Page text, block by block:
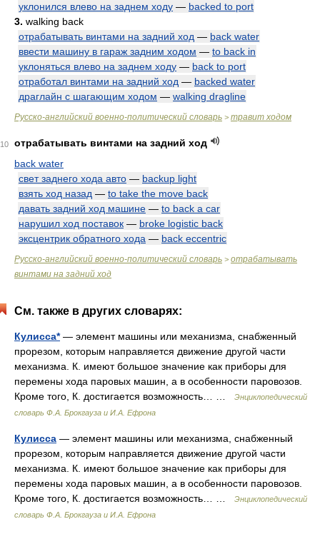
уклонился влево на заднем ходу — backed to port
3. walking back
отрабатывать винтами на задний ход — back water
ввести машину в гараж задним ходом — to back in
уклоняться влево на заднем ходу — back to port
отработал винтами на задний ход — backed water
драглайн с шагающим ходом — walking dragline
Русско-английский военно-политический словарь > травит ходом
10
отрабатывать винтами на задний ход
back water
свет заднего хода авто — backup light
взять ход назад — to take the move back
давать задний ход машине — to back a car
нарушил ход поставок — broke logistic back
эксцентрик обратного хода — back eccentric
Русско-английский военно-политический словарь > отрабатывать
винтами на задний ход
См. также в других словарях:
Кулисса*— элемент машины или механизма, снабженный
прорезом, которым направляется движение другой части
механизма. К. имеют большое значение как приборы для
перемены хода паровых машин, а в особенности паровозов.
Кроме того, К. достигается возможность… …
Энциклопедический
словарь Ф.А. Брокгауза и И.А. Ефрона
Кулисса — элемент машины или механизма, снабженный
прорезом, которым направляется движение другой части
механизма. К. имеют большое значение как приборы для
перемены хода паровых машин, а в особенности паровозов.
Кроме того, К. достигается возможность… …
Энциклопедический
словарь Ф.А. Брокгауза и И.А. Ефрона